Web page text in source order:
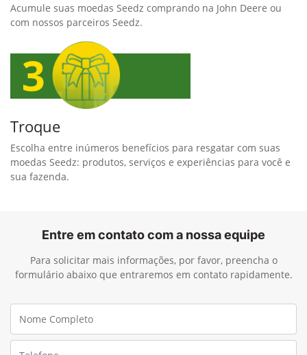
Acumule suas moedas Seedz comprando na John Deere ou
com nossos parceiros Seedz.
Troque
Escolha entre inúmeros benefícios para resgatar com suas
moedas Seedz: produtos, serviços e experiências para você e
sua fazenda.
Entre em contato com a nossa equipe
Para solicitar mais informações, por favor, preencha o
formulário abaixo que entraremos em contato rapidamente.